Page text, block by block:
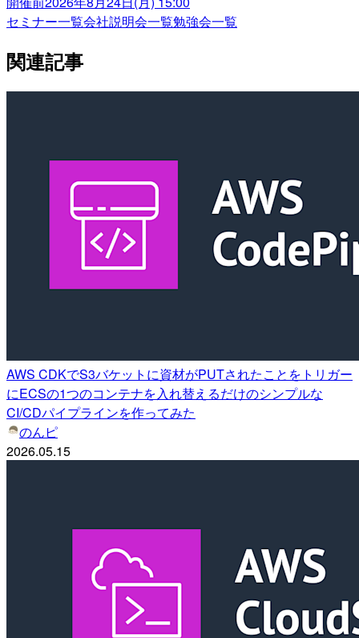
セミナー一覧会社説明会一覧勉強会一覧
関連記事
AWS CDKでS3バケットに資材がPUTされたことをトリガー
にECSの1つのコンテナを入れ替えるだけのシンプルな
CI/CDパイプラインを作ってみた
のんピ
2026.05.15